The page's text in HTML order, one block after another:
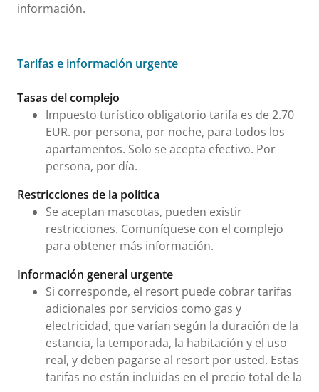
información.
Tarifas e información urgente
Tarifas e información urgente
Tasas del complejo
Impuesto turístico obligatorio tarifa es de 2.70
EUR. por persona, por noche, para todos los
apartamentos. Solo se acepta efectivo. Por
persona, por día.
Restricciones de la política
Se aceptan mascotas, pueden existir
restricciones. Comuníquese con el complejo
para obtener más información.
Información general urgente
Si corresponde, el resort puede cobrar tarifas
adicionales por servicios como gas y
electricidad, que varían según la duración de la
estancia, la temporada, la habitación y el uso
real, y deben pagarse al resort por usted. Estas
tarifas no están incluidas en el precio total de la